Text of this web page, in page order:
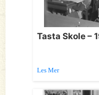
Tasta Skole –
Les Mer